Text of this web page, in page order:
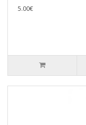
5.00€